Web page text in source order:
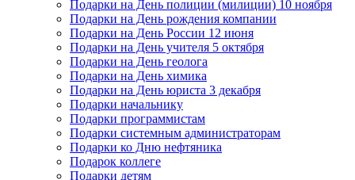
Подарки на День полиции (милиции) 10 ноября
Подарки на День рождения компании
Подарки на День России 12 июня
Подарки на День учителя 5 октября
Подарки на День геолога
Подарки на День химика
Подарки на День юриста 3 декабря
Подарки начальнику
Подарки программистам
Подарки системным администраторам
Подарки ко Дню нефтяника
Подарок коллеге
Подарки детям